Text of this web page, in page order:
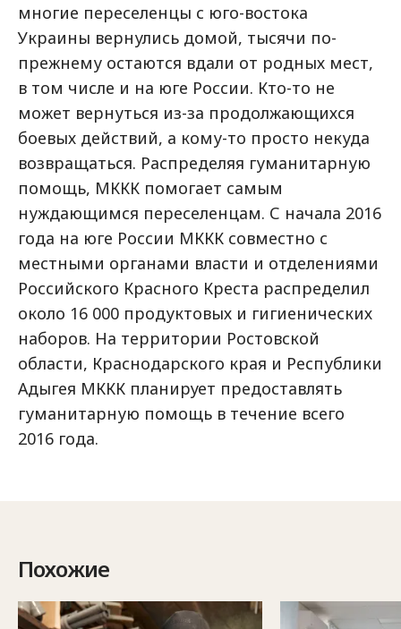
многие переселенцы с юго-востока
Украины вернулись домой, тысячи по-
прежнему остаются вдали от родных мест,
в том числе и на юге России. Кто-то не
может вернуться из-за продолжающихся
боевых действий, а кому-то просто некуда
возвращаться. Распределяя гуманитарную
помощь, МККК помогает самым
нуждающимся переселенцам. С начала 2016
года на юге России МККК совместно с
местными органами власти и отделениями
Российского Красного Креста распределил
около 16 000 продуктовых и гигиенических
наборов. На территории Ростовской
области, Краснодарского края и Республики
Адыгея МККК планирует предоставлять
гуманитарную помощь в течение всего
2016 года.
Похожие